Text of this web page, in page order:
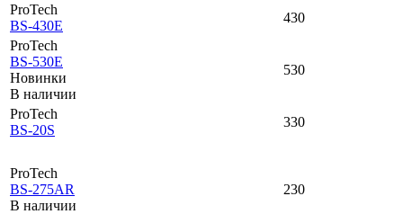
ProTech
BS-430E
430
ProTech
BS-530E
Новинки
В наличии
530
ProTech
BS-20S
330
ProTech
BS-275AR
В наличии
230